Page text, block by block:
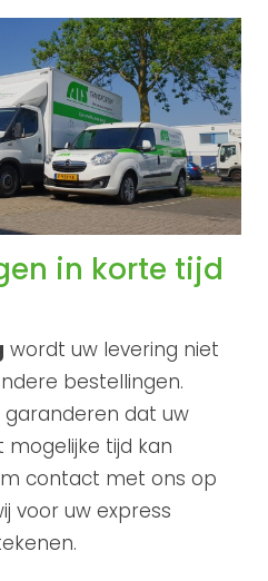
in korte tijd
wordt uw levering niet
bestellingen.
dat uw
mogelijke tijd kan
contact met ons op
voor uw express